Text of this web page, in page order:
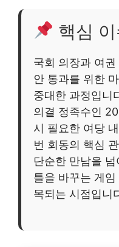
핵심
국회 의장과 여
안 통과를 위한
중대한 과정입니
의결 정족수인
시 필요한 여당
번 회동의 핵심
단순한 만남을
틀을 바꾸는 게
목되는 시점입니